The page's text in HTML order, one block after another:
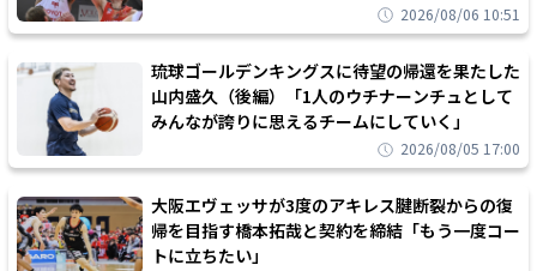
2026/08/06 10:51
琉球ゴールデンキングスに待望の帰還を果たした
山内盛久（後編）「1人のウチナーンチュとして
みんなが誇りに思えるチームにしていく」
2026/08/05 17:00
大阪エヴェッサが3度のアキレス腱断裂からの復
帰を目指す橋本拓哉と契約を締結「もう一度コー
トに立ちたい」